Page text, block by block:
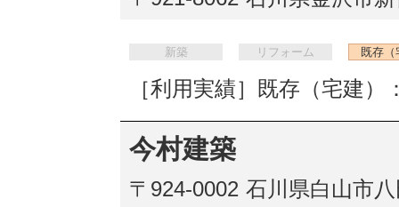
新築 リフォーム 既存（
［利用実績］既存（宅建）
今村建築
〒924-0002 石川県白山市